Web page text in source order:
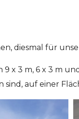
diesmal für
x 3 m, 6 x 3 m
auf einer